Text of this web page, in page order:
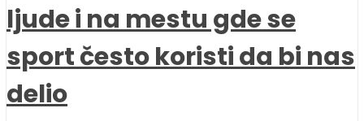
ljude i na mestu gde se
sport često koristi da bi nas
delio